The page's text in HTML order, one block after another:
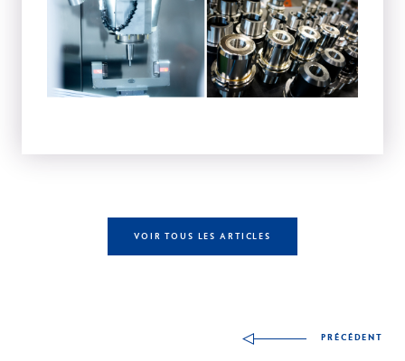
VOIR TOUS LES ARTICLES
PRÉCÉDENT